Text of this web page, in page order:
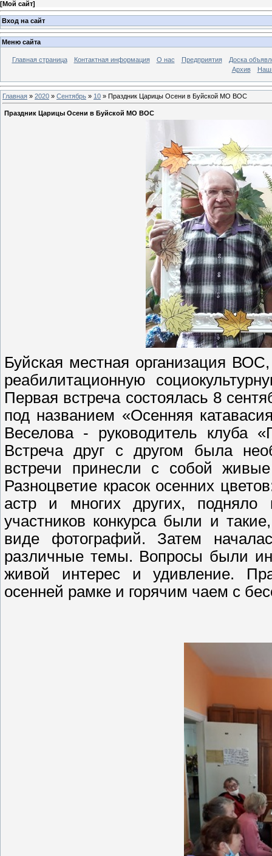
[Мой сайт]
Вход на сайт
Меню сайта
Главная страница Контактная информация О нас Предприятия
Доска
Архив
Главная » 2020 » Сентябрь » 10 » Праздник Царицы Осени в Буйской МО ВОС
Праздник Царицы Осени в Буйской МО ВОС
Буйская местная организация
реабилитационную
Первая встреча состоялась 8
под названием «Осенняя
Веселова - руководитель клуба
Встреча друг с другом была
встречи принесли с собой
Разноцветие красок осенних
астр и многих других, подняло
участников конкурса были и
виде фотографий. Затем
различные темы. Вопросы были
живой интерес и удивление.
осенней рамке и горячим чаем с